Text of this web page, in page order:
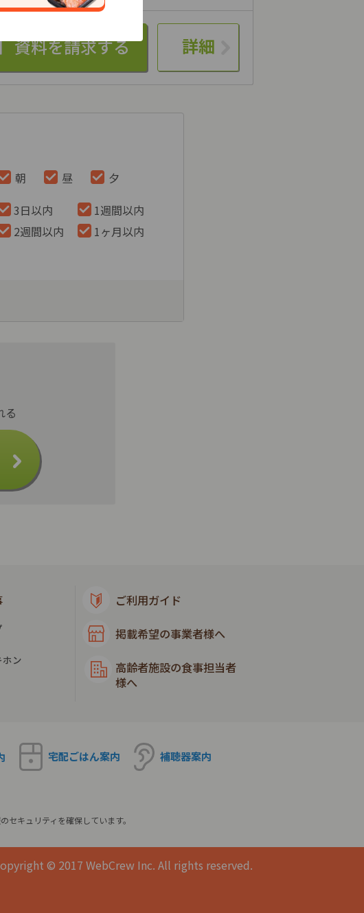
詳細
朝 昼 夕
3日以内
1週間以内
2週間以内
1ヶ月以内
ン
ご利用ガイド
掲載希望の事業者様へ
高齢者施設の食事担当者
様へ
宅配ごはん案内 補聴器案内
キュリティを確保しています。
© 2017 WebCrew Inc. All rights reserved.